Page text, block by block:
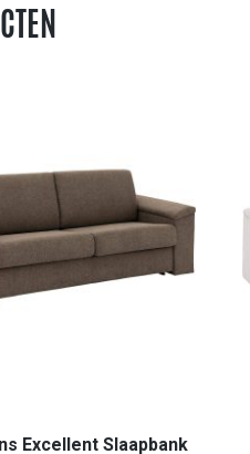
Excellent Slaapbank